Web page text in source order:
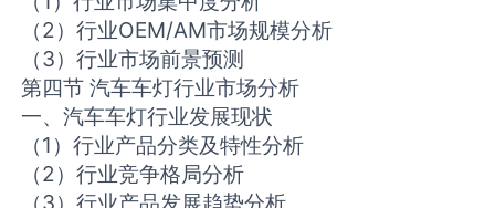
（2）行业OEM/AM市场规模分析
（3）行业市场前景预测
第四节 汽车车灯行业市场分析
一、汽车车灯行业发展现状
（1）行业产品分类及特性分析
（2）行业竞争格局分析
（3）行业产品发展趋势分析